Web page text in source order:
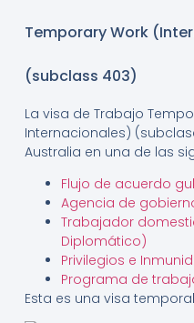
Temporary Work
(subclass 403)
La visa de Trabajo
Internacionales)
Australia en una de las
Flujo de acuerdo
Agencia de
Trabajador
Diplomático)
Privilegios e
Programa de
Esta es una visa